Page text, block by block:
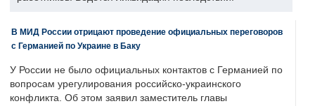
В МИД России отрицают проведение официальных переговоров
с Германией по Украине в Баку
У России не было официальных контактов с Германией по
вопросам урегулирования российско-украинского
конфликта. Об этом заявил заместитель главы